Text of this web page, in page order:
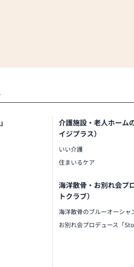
介護施設・老人ホーム
イジプラス）
いい介護
住まいるケア
海洋散骨・お別れ会プ
トクラブ）
海洋散骨のブルーオーシャ
お別れ会プロデュース「